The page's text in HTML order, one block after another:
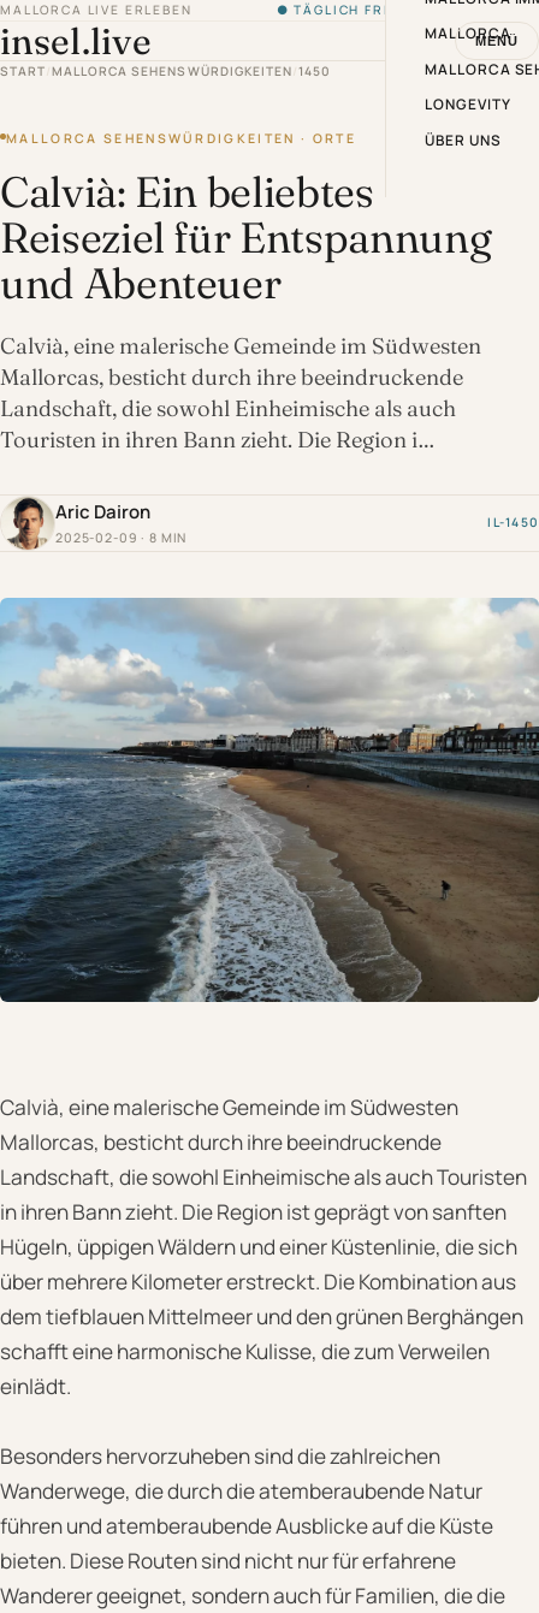
MALLORCA LIVE ERLEBEN ● TÄGLICH FRISCH VON DER INSEL
insel.live MENÜ
MALLORCA
MALLORCA
LONGEVITY
ÜBER UNS
START /MALLORCA SEHENSWÜRDIGKEITEN 1450
MALLORCA SEHENSWÜRDIGKEITEN · ORTE
Calvià: Ein beliebtes
Reiseziel für Entspannung
und Abenteuer
Calvià, eine malerische Gemeinde im Südwesten
Mallorcas, besticht durch ihre beeindruckende
Landschaft, die sowohl Einheimische als auch
Touristen in ihren Bann zieht. Die Region i…
Aric Dairon
2025-02-09 · 8 MIN
IL-1450
Calvià, eine malerische Gemeinde im Südwesten
Mallorcas, besticht durch ihre beeindruckende
Landschaft, die sowohl Einheimische als auch Touristen
in ihren Bann zieht. Die Region ist geprägt von sanften
Hügeln, üppigen Wäldern und einer Küstenlinie, die sich
über mehrere Kilometer erstreckt. Die Kombination aus
dem tiefblauen Mittelmeer und den grünen Berghängen
schafft eine harmonische Kulisse, die zum Verweilen
einlädt.
Besonders hervorzuheben sind die zahlreichen
Wanderwege, die durch die atemberaubende Natur
führen und atemberaubende Ausblicke auf die Küste
bieten. Diese Routen sind nicht nur für erfahrene
Wanderer geeignet, sondern auch für Familien, die die